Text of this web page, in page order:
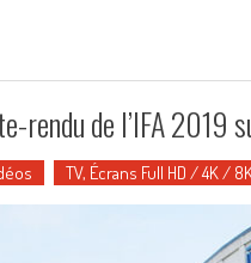
rendu de l’IFA 2019
TV, Écrans Full HD / 4K /